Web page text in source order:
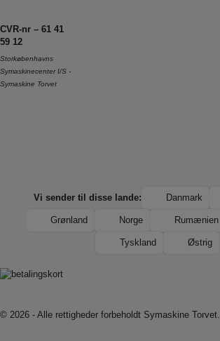
CVR-nr – 61 41
59 12
Storkøbenhavns
Symaskinecenter I/S -
Symaskine Torvet
Vi sender til disse lande: Danmark
Grønland Norge Rumænien
Tyskland Østrig
© 2026 - Alle rettigheder forbeholdt Symaskine Torvet.